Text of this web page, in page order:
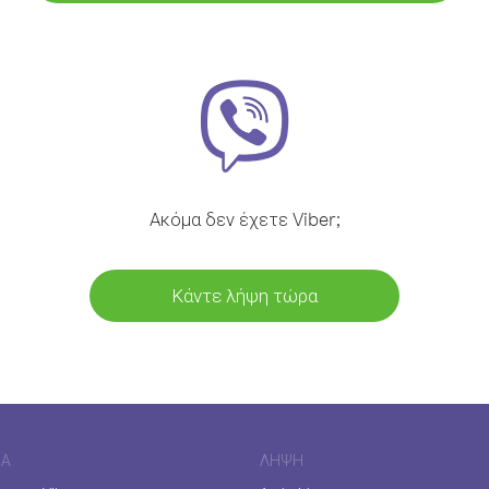
Ακόμα δεν έχετε Viber;
Κάντε λήψη τώρα
ΛΉΨΗ